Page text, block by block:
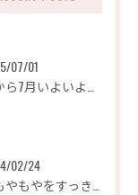
07/01
02/24